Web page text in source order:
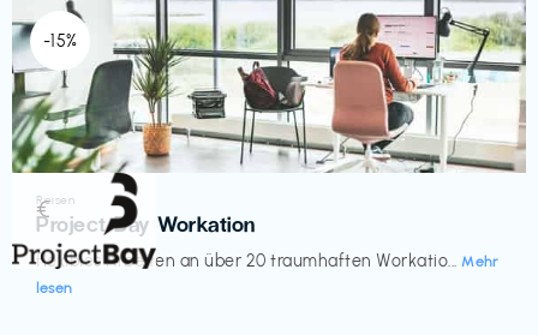
-15%
Reisen
Project Bay Workation
flexibles Arbeiten an über 20 traumhaften Workatio... Mehr
lesen
€‎